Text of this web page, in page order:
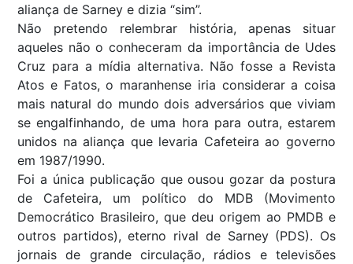
aliança de Sarney e dizia “sim”.
Não pretendo relembrar história, apenas situar
aqueles não o conheceram da importância de Udes
Cruz para a mídia alternativa. Não fosse a Revista
Atos e Fatos, o maranhense iria considerar a coisa
mais natural do mundo dois adversários que viviam
se engalfinhando, de uma hora para outra, estarem
unidos na aliança que levaria Cafeteira ao governo
em 1987/1990.
Foi a única publicação que ousou gozar da postura
de Cafeteira, um político do MDB (Movimento
Democrático Brasileiro, que deu origem ao PMDB e
outros partidos), eterno rival de Sarney (PDS). Os
jornais de grande circulação, rádios e televisões